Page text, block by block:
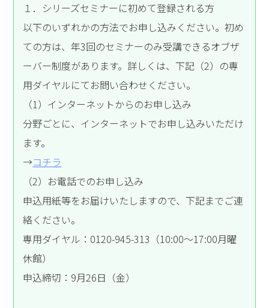
１．シリーズセミナーに初めて登録される方
以下のいずれかの方法でお申し込みください。初め
ての方は、年3回のセミナーのみ受講できるオブザ
ーバー制度があります。詳しくは、下記（2）の専
用ダイヤルにてお問い合わせください。
（1）インターネットからのお申し込み
分野ごとに、インターネットでお申し込みいただけ
ます。
→コチラ
（2）お電話でのお申し込み
申込用紙等をお届けいたしますので、下記までご連
絡ください。
専用ダイヤル：0120-945-313（10:00～17:00月曜
休館）
申込締切：9月26日（金）